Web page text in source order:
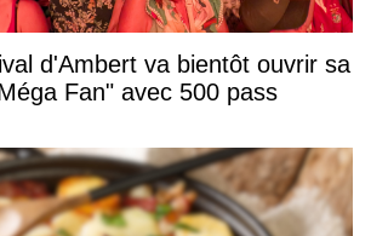
d'Ambert va bientôt ouvrir sa
Fan" avec 500 pass